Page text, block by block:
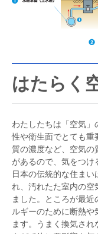
はたらく
わたしたちは「空気」
性や衛生面でとても重
質の濃度など、空気の
があるので、気をつけ
日本の伝統的な住ま
れ、汚れたた室内の空
ました。ところが最
ルギーのために断熱や
ます。うまく換気され